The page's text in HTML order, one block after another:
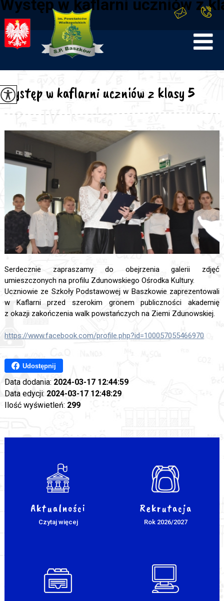
Występ w kaflarni uczniów z
Występ w kaflarni uczniów z klasy 5
Serdecznie zapraszamy do obejrzenia galerii zdjęć
umieszczonych na profilu Zdunowskiego Ośrodka Kultury.
Uczniowie ze Szkoły Podstawowej w Baszkowie zaprezentowali
w Kaflarni przed szerokim gronem publiczności akademię
z okazji zakończenia walk powstańczych na Ziemi Zdunowskiej.
https://www.facebook.com/profile.php?id=100057055466970
Udostępnij
Data dodania: 2024-03-17 12:44:59
Data edycji: 2024-03-17 12:48:29
Ilość wyświetleń: 299
Aktualności
Czytaj więcej
Rekrutacja
Rok 2026/2027